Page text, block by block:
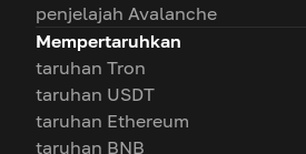
penjelajah Avalanche
Mempertaruhkan
taruhan Tron
taruhan USDT
taruhan Ethereum
taruhan BNB